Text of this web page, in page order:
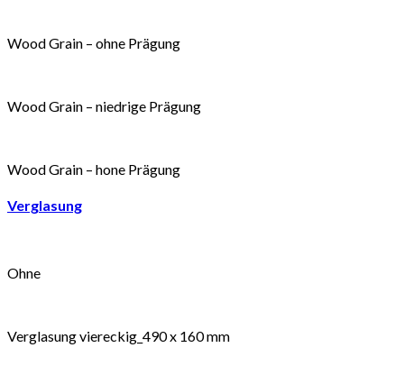
Wood Grain – ohne Prägung
Wood Grain – niedrige Prägung
Wood Grain – hone Prägung
Verglasung
Ohne
Verglasung viereckig_490 x 160 mm